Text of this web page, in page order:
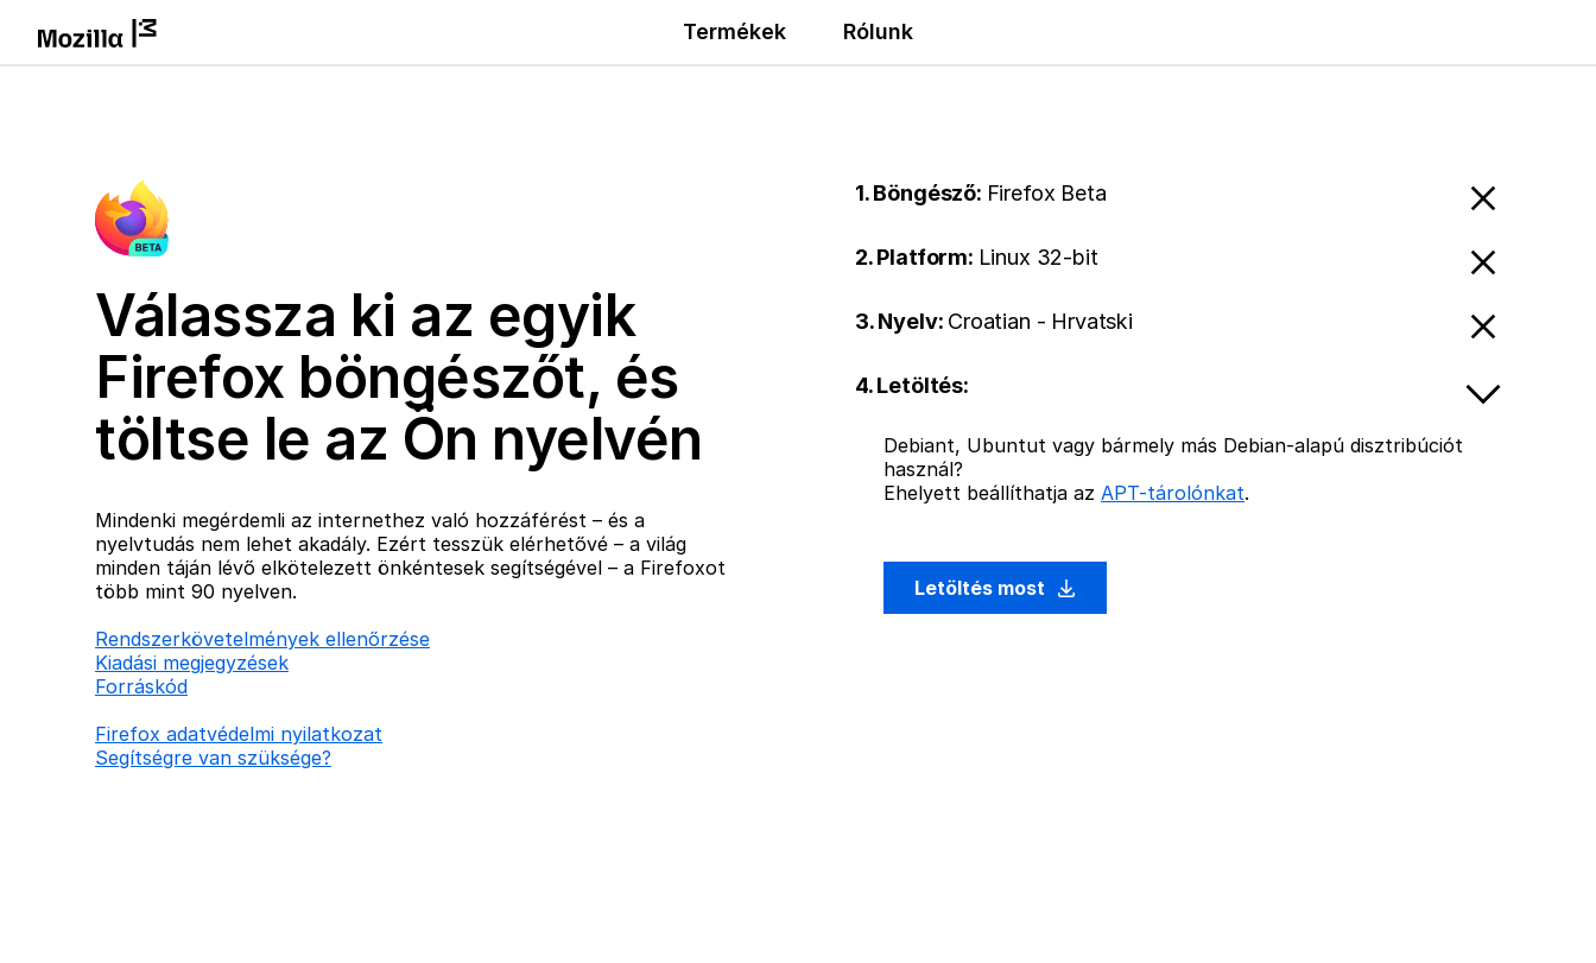
Termékek Rólunk
Válassza ki az egyik
Firefox böngészőt, és
töltse le az Ön nyelvén
Mindenki megérdemli az internethez való hozzáférést – és a
nyelvtudás nem lehet akadály. Ezért tesszük elérhetővé – a világ
minden táján lévő elkötelezett önkéntesek segítségével – a Firefoxot
több mint 90 nyelven.
Rendszerkövetelmények ellenőrzése
Kiadási megjegyzések
Forráskód
Firefox adatvédelmi nyilatkozat
Segítségre van szüksége?
1. Böngésző: Firefox Beta
2. Platform: Linux 32-bit
3. Nyelv: Croatian - Hrvatski
4. Letöltés:
Debiant, Ubuntut vagy bármely más Debian-alapú disztribúciót
használ?
Ehelyett beállíthatja az APT-tárolónkat.
Letöltés most